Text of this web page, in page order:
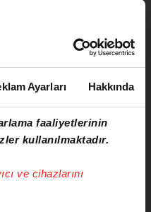
Ayarları Hakkında
faaliyetlerinin
kullanılmaktadır.
ve cihazlarını
Bankalardan
aştı
HABER
maaş